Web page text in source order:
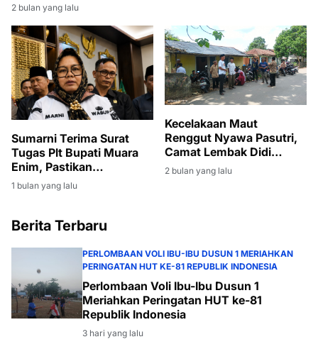
2 bulan yang lalu
Sumarni Terima Surat
Tugas Plt Bupati Muara
Enim, Pastikan
Pembangunan Tetap
Berjalan
1 bulan yang lalu
Kecelakaan Maut
Renggut Nyawa Pasutri,
Camat Lembak Didi
Haryanto Turut Berduka
dan Melayat
2 bulan yang lalu
Berita Terbaru
PERLOMBAAN VOLI IBU-IBU DUSUN 1 MERIAHKAN
PERINGATAN HUT KE-81 REPUBLIK INDONESIA
Perlombaan Voli Ibu-Ibu Dusun 1
Meriahkan Peringatan HUT ke-81
Republik Indonesia
3 hari yang lalu